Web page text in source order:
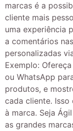
marcas é a
cliente mais
uma experiência
a comentários
personalizadas
Exemplo:
ou WhatsApp
produtos, e
cada cliente. Isso
à marca. Seja
as grandes